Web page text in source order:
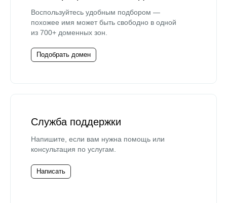
Воспользуйтесь удобным подбором —
похожее имя может быть свободно в одной
из 700+ доменных зон.
Подобрать домен
Служба поддержки
Напишите, если вам нужна помощь или
консультация по услугам.
Написать